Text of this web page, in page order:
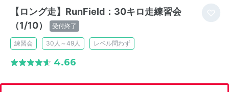
【ロング走】RunField：30キロ走練習会
（1/10）
受付終了
練習会 30人～49人 レベル問わず
4.66